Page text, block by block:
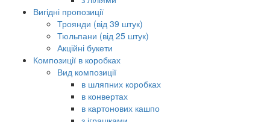
Вигідні пропозиції
Троянди (від 39 штук)
Тюльпани (від 25 штук)
Акційні букети
Композиції в коробках
Вид композиції
в шляпних коробках
в конвертах
в картонових кашпо